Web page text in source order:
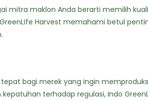
mitra maklon Anda berarti memilih
Harvest memahami betul
bagi merek yang ingin
terhadap regulasi, Indo